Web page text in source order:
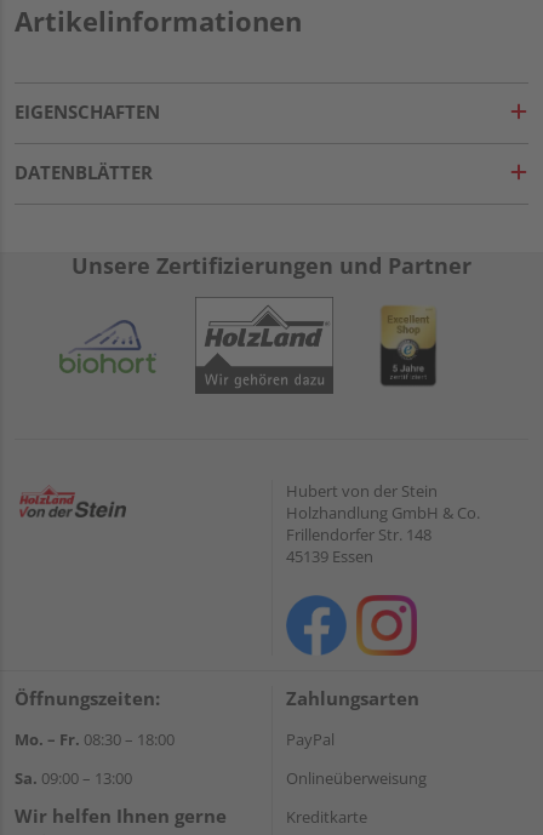
Artikelinformationen
EIGENSCHAFTEN
DATENBLÄTTER
Unsere Zertifizierungen und Partner
Hubert von der Stein
Holzhandlung GmbH & Co.
Frillendorfer Str. 148
45139 Essen
Öffnungszeiten:
Mo. – Fr. 08:30 – 18:00
Sa. 09:00 – 13:00
Wir helfen Ihnen gerne
Zahlungsarten
PayPal
Onlineüberweisung
Kreditkarte